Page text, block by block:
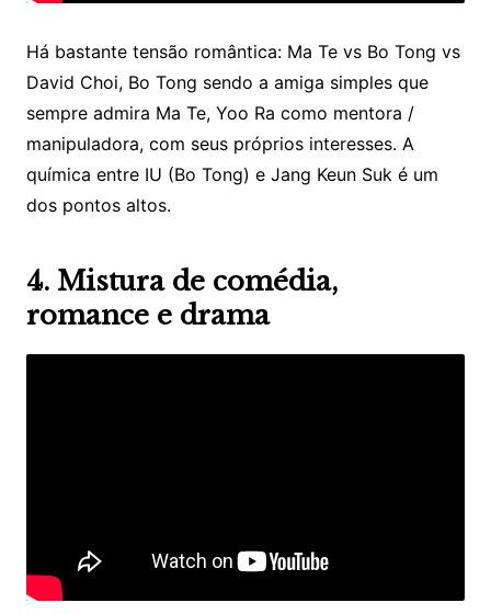
Há bastante tensão romântica: Ma Te vs Bo Tong vs
David Choi, Bo Tong sendo a amiga simples que
sempre admira Ma Te, Yoo Ra como mentora /
manipuladora, com seus próprios interesses. A
química entre IU (Bo Tong) e Jang Keun Suk é um
dos pontos altos.
4. Mistura de comédia,
romance e drama